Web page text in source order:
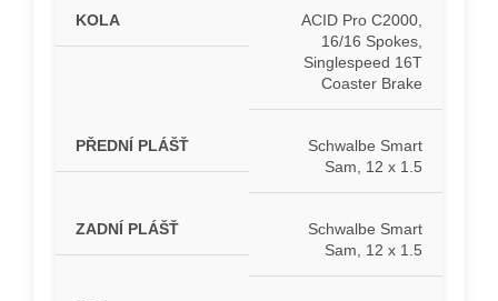
KOLA
ACID Pro C2000,
16/16 Spokes,
Singlespeed 16T
Coaster Brake
PŘEDNÍ PLÁŠŤ
Schwalbe Smart
Sam, 12 x 1.5
ZADNÍ PLÁŠŤ
Schwalbe Smart
Sam, 12 x 1.5